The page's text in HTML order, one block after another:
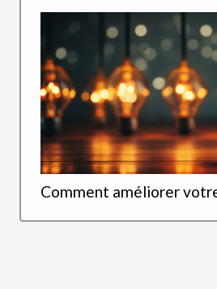
Comment améliorer